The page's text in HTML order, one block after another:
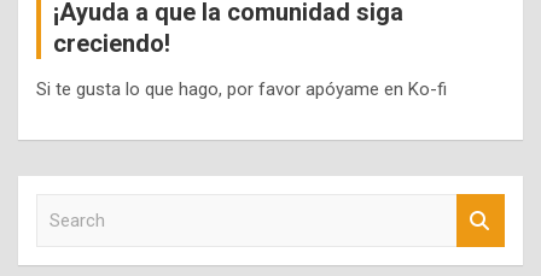
¡Ayuda a que la comunidad siga
creciendo!
Si te gusta lo que hago, por favor apóyame en Ko-fi